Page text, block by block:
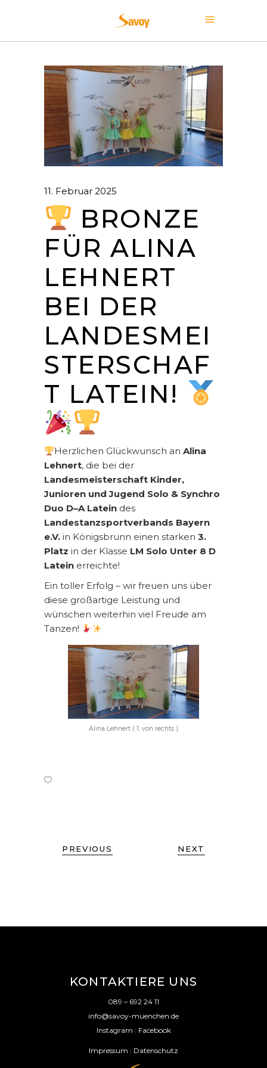
11. Februar 2025
BRONZE
FÜR ALINA
LEHNERT
BEI DER
LANDESMEI
STERSCHAF
T LATEIN!
Herzlichen Glückwunsch anAlina
Lehnert, die bei der
Landesmeisterschaft Kinder,
Junioren und Jugend Solo & Synchro
Duo D–A Latein des
Landestanzsportverbands Bayern
e.V. in Königsbrunn einen starken 3.
Platz in der Klasse LM Solo Unter 8 D
Latein erreichte!
Ein toller Erfolg – wir freuen uns über
diese großartige Leistung und
wünschen weiterhin viel Freude am
Tanzen!
Alina Lehnert ( 1. von rechts )
PREVIOUS NEXT
KONTAKTIERE UNS
089 – 692 24 11
info@savoy-muenchen.de
Instagram | Facebook
Impressum | Datenschutz